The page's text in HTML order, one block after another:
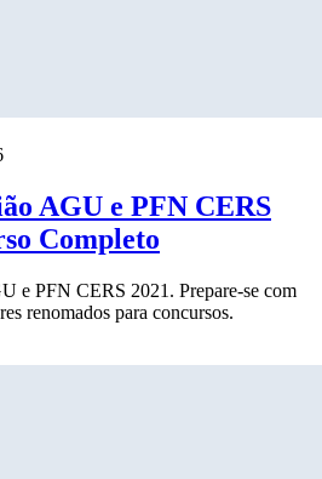
AGU e PFN CERS
Completo
e PFN CERS 2021. Prepare-se com
renomados para concursos.